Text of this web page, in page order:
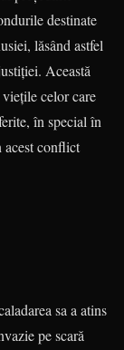
destinate
lăsând astfel
Această
celor care
în special în
acest conflict
sa a atins
pe scară